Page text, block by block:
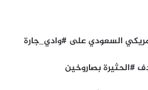
السعودي على #وادي_جارة
#الحثيرة بصاروخين